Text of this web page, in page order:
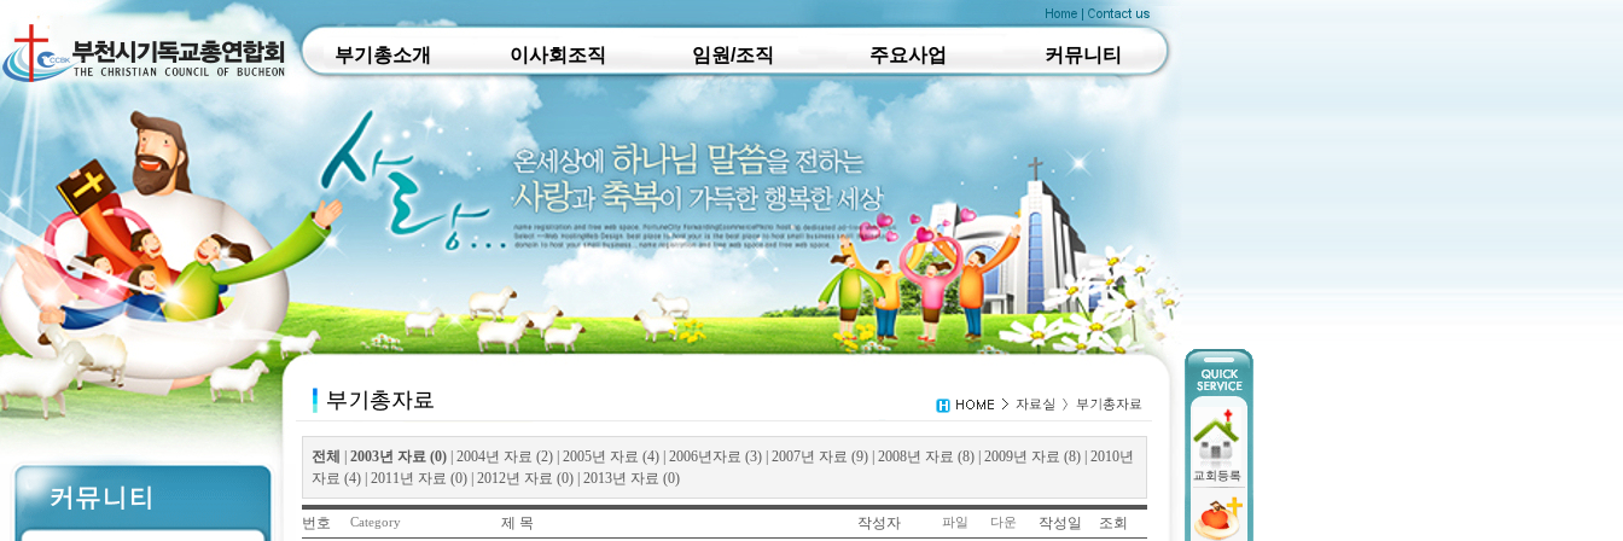
부기총소개 이사회조직 임원/조직 주요사업 커뮤니티
전체 2003년 자료 (0)| 2004년 자료 (2)| 2005년 자료 (4)| 2006년자료 (3)| 2007년 자료 (9)| 2008년 자료 (8)| 2009년 자료 (8)| 2010년
자료 (4)| 2011년 자료 (0)| 2012년 자료 (0)| 2013년 자료 (0)
번호 Category 제 목 작성자 파일 다운 작성일 조회